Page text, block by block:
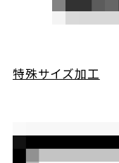
特殊サイズ加工